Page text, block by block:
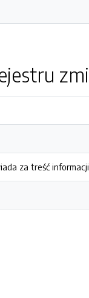
za treść